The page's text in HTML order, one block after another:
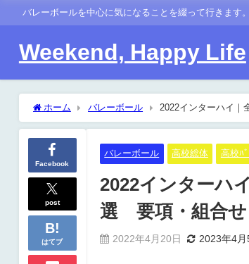
バレーボールを中心に気になることを綴って行きます。
Weekend, Happy Life
ホーム バレーボール 2022インターハイ
Facebook
post
はてブ
バレーボール 高校総体 高校ﾊ
2022インターハ
選 要項・組合せ
2022年4月20日 2023年4月